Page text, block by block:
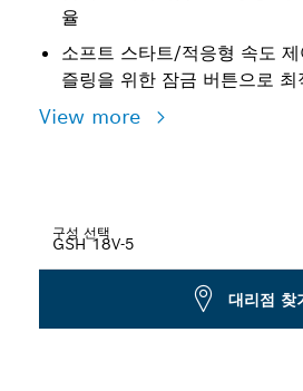
율
소프트 스타트/적응형 속도
즐링을 위한 잠금 버튼으로
View more
구성 선택
대리점 찾